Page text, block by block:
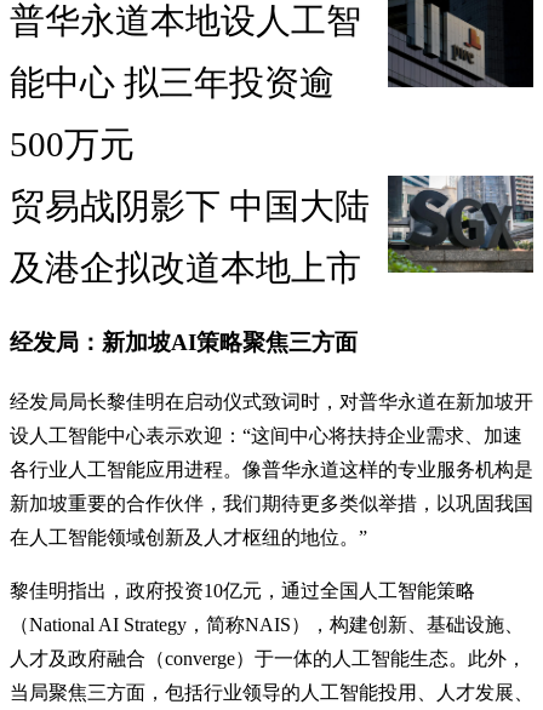
普华永道本地设人工智
能中心 拟三年投资逾
500万元
贸易战阴影下 中国大陆
及港企拟改道本地上市
经发局：新加坡AI策略聚焦三方面
经发局局长黎佳明在启动仪式致词时，对普华永道在新加坡开
设人工智能中心表示欢迎：“这间中心将扶持企业需求、加速
各行业人工智能应用进程。像普华永道这样的专业服务机构是
新加坡重要的合作伙伴，我们期待更多类似举措，以巩固我国
在人工智能领域创新及人才枢纽的地位。”
黎佳明指出，政府投资10亿元，通过全国人工智能策略
（National AI Strategy，简称NAIS），构建创新、基础设施、
人才及政府融合（converge）于一体的人工智能生态。此外，
当局聚焦三方面，包括行业领导的人工智能投用、人才发展、